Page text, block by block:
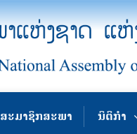
ສະມາຊິກສະພາ ນິຕິກຳ